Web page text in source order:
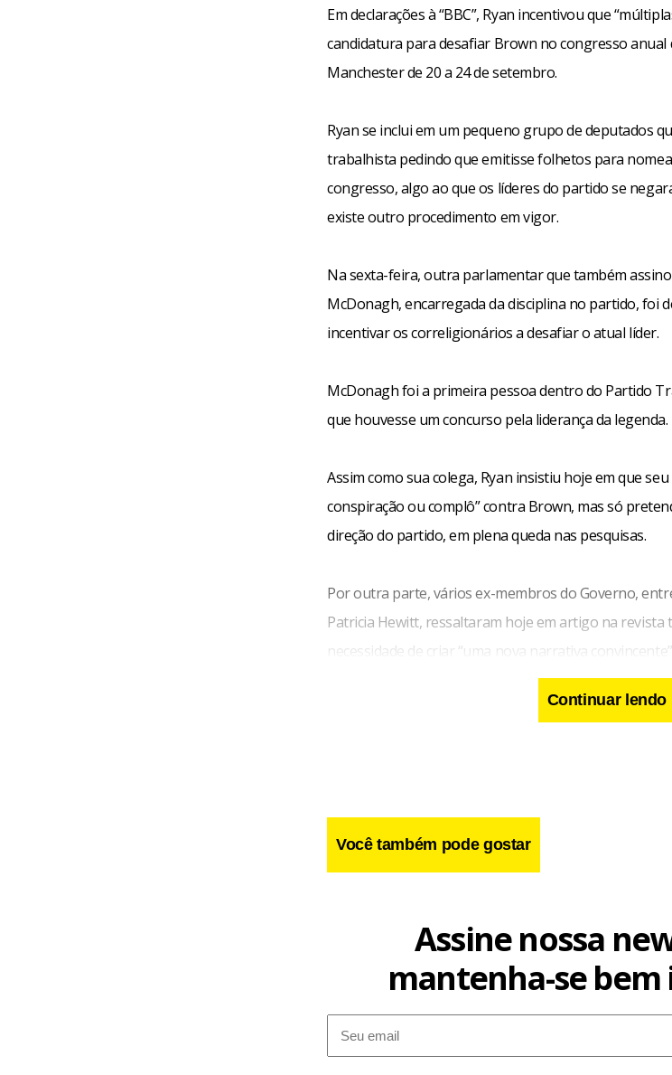
Em declarações à “BBC”, Ryan incentivou que
candidatura para desafiar Brown no congresso
Manchester de 20 a 24 de setembro.
Ryan se inclui em um pequeno grupo de deputados
trabalhista pedindo que emitisse folhetos para
congresso, algo ao que os líderes do partido se
existe outro procedimento em vigor.
Na sexta-feira, outra parlamentar que também
McDonagh, encarregada da disciplina no partido, foi
incentivar os correligionários a desafiar o atual líder.
McDonagh foi a primeira pessoa dentro do Partido
que houvesse um concurso pela liderança da legenda.
Assim como sua colega, Ryan insistiu hoje em que
conspiração ou complô” contra Brown, mas só
direção do partido, em plena queda nas pesquisas.
Por outra parte, vários ex-membros do Governo,
Patricia Hewitt, ressaltaram hoje em artigo na revista
necessidade de criar “uma nova narrativa
Balls, firme aliado do primeiro-ministro, questionou
Continuar lendo
Você também pode gostar
Assine nossa
mantenha-se